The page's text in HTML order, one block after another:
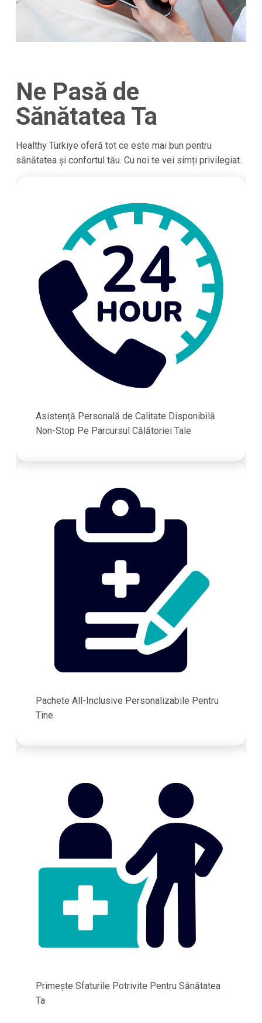
Ne Pasă de
Sănătatea Ta
Healthy Türkiye oferă tot ce este mai bun pentru
sănătatea și confortul tău. Cu noi te vei simți privilegiat.
Asistență Personală de Calitate Disponibilă
Non-Stop Pe Parcursul Călătoriei Tale
Pachete All-Inclusive Personalizabile Pentru
Tine
Primește Sfaturile Potrivite Pentru Sănătatea
Ta